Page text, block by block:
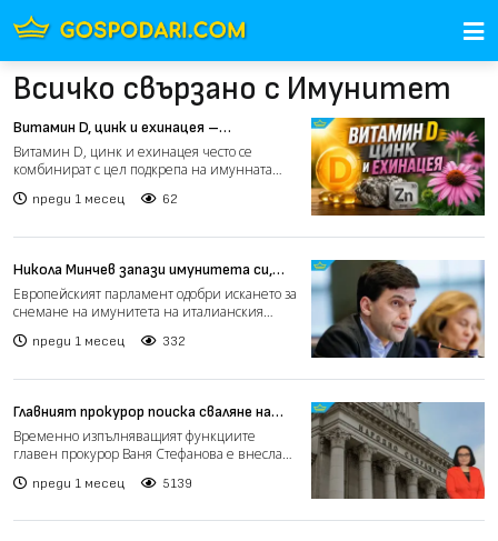
Всичко свързано с Имунитет
Витамин D, цинк и ехинацея –
перфектната комбинация за имунитет
Витамин D, цинк и ехинацея често се
комбинират с цел подкрепа на имунната
преди 1 месец 62
Никола Минчев запази имунитета си,
европарламентът свали този на
италиански евродепутат
Европейският парламент одобри искането за
снемане на имунитета на италианския
преди 1 месец 332
Главният прокурор поиска сваляне на
имунитета на депутат (видео)
Временно изпълняващият функциите
главен прокурор Ваня Стефанова е внесла
преди 1 месец 5139